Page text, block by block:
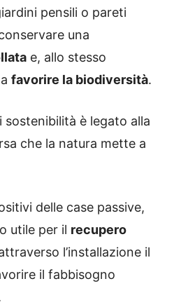
pensili o pareti
una
e, allo stesso
favorire la biodiversità.
è legato alla
che la natura mette a
delle case passive,
utile per il recupero
l’installazione il
il fabbisogno